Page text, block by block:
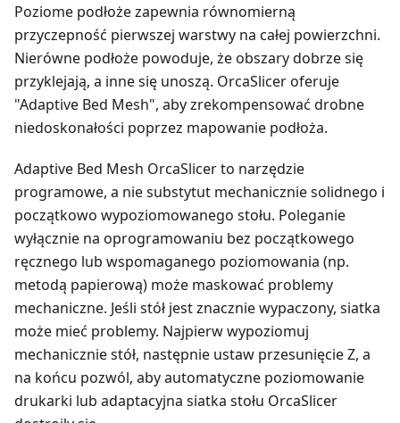
Poziome podłoże zapewnia równomierną
przyczepność pierwszej warstwy na całej powierzchni.
Nierówne podłoże powoduje, że obszary dobrze się
przyklejają, a inne się unoszą. OrcaSlicer oferuje
"Adaptive Bed Mesh", aby zrekompensować drobne
niedoskonałości poprzez mapowanie podłoża.
Adaptive Bed Mesh OrcaSlicer to narzędzie
programowe, a nie substytut mechanicznie solidnego i
początkowo wypoziomowanego stołu. Poleganie
wyłącznie na oprogramowaniu bez początkowego
ręcznego lub wspomaganego poziomowania (np.
metodą papierową) może maskować problemy
mechaniczne. Jeśli stół jest znacznie wypaczony, siatka
może mieć problemy. Najpierw wypoziomuj
mechanicznie stół, następnie ustaw przesunięcie Z, a
na końcu pozwól, aby automatyczne poziomowanie
drukarki lub adaptacyjna siatka stołu OrcaSlicer